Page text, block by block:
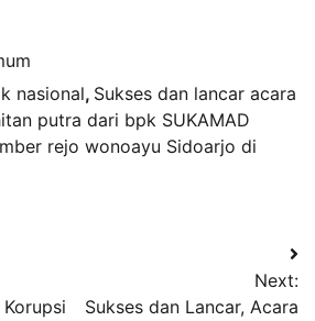
nasional, Sukses dan lancar acara
putra dari bpk SUKAMAD
rejo wonoayu Sidoarjo di
Next:
Sukses dan Lancar, Acara